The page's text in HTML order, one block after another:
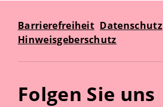
Barrierefreiheit Datenschutz
Hinweisgeberschutz
Folgen Sie uns